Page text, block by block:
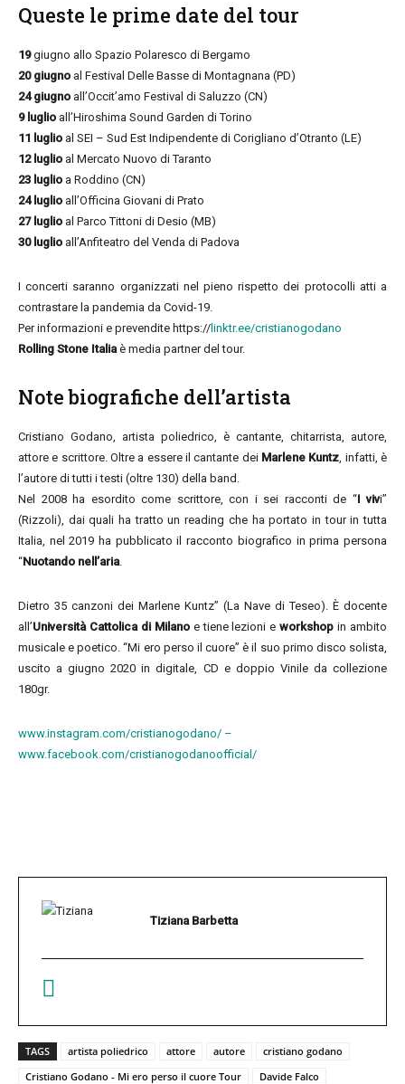
Queste le prime date del tour
19giugno allo Spazio Polaresco di Bergamo
20 giugno al Festival Delle Basse di Montagnana (PD)
24 giugno all’Occit’amo Festival di Saluzzo (CN)
9 luglio all’Hiroshima Sound Garden di Torino
11 luglio al SEI – Sud Est Indipendente di Corigliano d’Otranto (LE)
12 luglio al Mercato Nuovo di Taranto
23 luglio a Roddino (CN)
24 luglio all’Officina Giovani di Prato
27 luglio al Parco Tittoni di Desio (MB)
30 luglio all’Anfiteatro del Venda di Padova
I concerti saranno organizzati nel pieno rispetto dei protocolli atti a
contrastare la pandemia da Covid-19.
Per informazioni e prevendite https:// linktr.ee/cristianogodano
Rolling Stone Italiaè media partner del tour.
Note biografiche dell’artista
Cristiano Godano, artista poliedrico, è cantante, chitarrista, autore,
attore e scrittore. Oltre a essere il cantante dei Marlene Kuntz, infatti, è
l’autore di tutti i testi (oltre 130) della band.
Nel 2008 ha esordito come scrittore, con i sei racconti de “I vivi”
(Rizzoli), dai quali ha tratto un reading che ha portato in tour in tutta
Italia, nel 2019 ha pubblicato il racconto biografico in prima persona
“Nuotando nell’aria.
Dietro 35 canzoni dei Marlene Kuntz” (La Nave di Teseo). È docente
all’Università Cattolica di Milanoe tiene lezioni eworkshop in ambito
musicale e poetico. “Mi ero perso il cuore” è il suo primo disco solista,
uscito a giugno 2020 in digitale, CD e doppio Vinile da collezione
180gr.
www.instagram.com/cristianogodano/ –
www.facebook.com/cristianogodanoofficial/
Tiziana Barbetta
TAGS artista poliedrico attore autore
cristiano godano
Cristiano Godano - Mi ero perso il cuore Tour
Davide Falco